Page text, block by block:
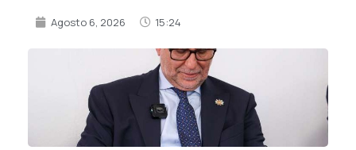
Agosto 6, 2026 15:24